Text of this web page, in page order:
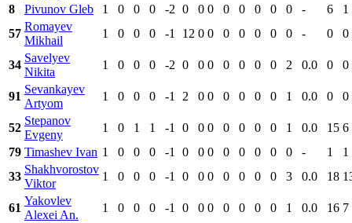
8
Pivunov Gleb 1 0 0 0 -2 0 0 0 0 0 0 0 0 - 6
1
57
Romayev
Mikhail
1 0 0 0 -1 12 0 0 0 0 0 0 0 - 0 0
34
Savelyev
Nikita
1 0 0 0 -2 0 0 0 0 0 0 0 2 0.0 0 0
91
Sevankayev
Artyom
1 0 0 0 -1 2 0 0 0 0 0 0 1 0.0 0 0
52
Stepanov
Evgeny
1 0 1 1 -1 0 0 0 0 0 0 0 1 0.0 15 6
79 Timashev Ivan 1 0 0 0 -1 0 0 0 0 0 0 0 0 - 1
1
33
Shakhvorostov
Viktor
1 0 0 0 -1 0 0 0 0 0 0 0 3 0.0 18
61
Yakovlev
Alexei An.
1 0 0 0 -1 0 0 0 0 0 0 0 1 0.0 16 7